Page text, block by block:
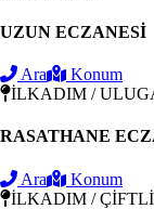
UZUN ECZANESİ
Ara
Konum
İLKADIM /
RASATHANE
Ara
Konum
İLKADIM /